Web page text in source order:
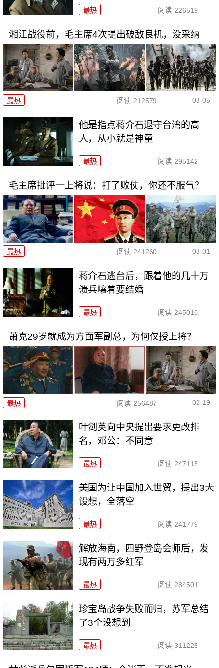
最热 阅读 226519
湘江战役前，毛主席4次提出破敌良机，没采纳
最热 阅读 212579 03-05
他是指点蒋介石退守台湾的高
人，从小就是神童
最热 阅读 295142
毛主席批评一上将说：打了败仗，你还不服气？
最热 阅读 241260 03-01
蒋介石逃台后，跟着他的几十万
溃兵嚷着要结婚
最热 阅读 245010
萧克29岁就成为方面军副总，为何仅授上将？
最热 阅读 256487 02-19
叶剑英向中央提出要求更改排
名，邓公：不同意
最热 阅读 247115
美国为让中国加入世贸，提出3大
设想，全落空
最热 阅读 241779
解放海南，四野登岛会师后，发
现有两万多红军
最热 阅读 284501
珍宝岛战争失败而归，苏军总结
了3个没想到
最热 阅读 311225